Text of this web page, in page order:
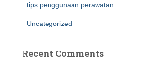
tips penggunaan perawatan
Uncategorized
Recent Comments